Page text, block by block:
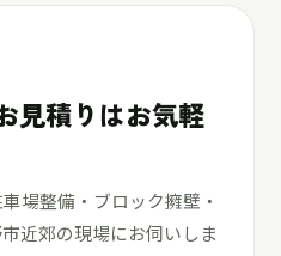
見積りはお気軽
場整備・ブロック擁壁・
近郊の現場にお伺いしま